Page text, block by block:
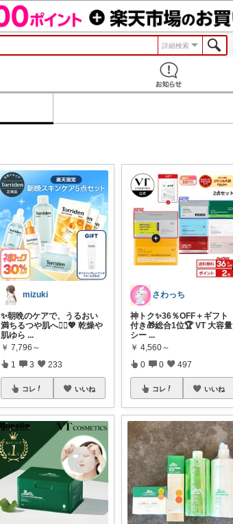
詳細検索
mizuki
✨朝晩のケアで、うるおい
満ちるつや肌へ💆‍♀️💖 乾燥や
肌ゆら ...
￥ 7,796～
1 3 233
コレ いいね
さわっち
神トク✨36％OFF＋ギフト
付き🎁総合1位🏆 VT 大容量
シー ...
￥ 4,560～
0 0 497
コレ いいね